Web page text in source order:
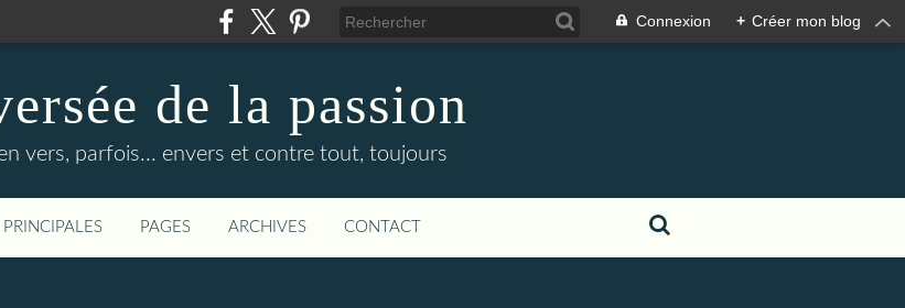
Connexion + Créer mon blog
de la passion
vers, parfois... envers et contre tout, toujours
PAGES ARCHIVES CONTACT